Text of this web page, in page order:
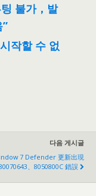
불가，발
작할 수 없
다음 게시글
7 Defender 更新出現
、8050800C 錯誤